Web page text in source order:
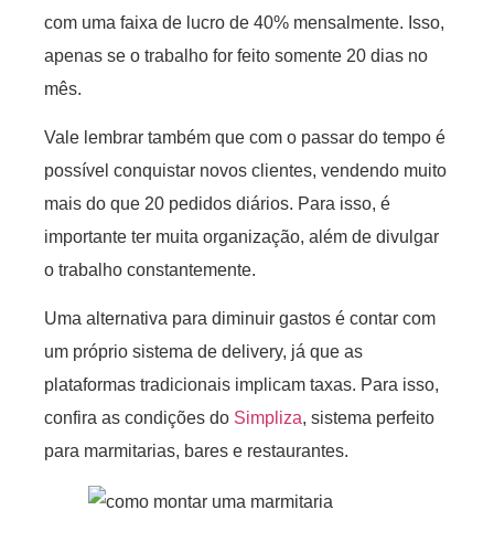
com uma faixa de lucro de 40% mensalmente. Isso,
apenas se o trabalho for feito somente 20 dias no
mês.
Vale lembrar também que com o passar do tempo é
possível conquistar novos clientes, vendendo muito
mais do que 20 pedidos diários. Para isso, é
importante ter muita organização, além de divulgar
o trabalho constantemente.
Uma alternativa para diminuir gastos é contar com
um próprio sistema de delivery, já que as
plataformas tradicionais implicam taxas. Para isso,
confira as condições do Simpliza, sistema perfeito
para marmitarias, bares e restaurantes.